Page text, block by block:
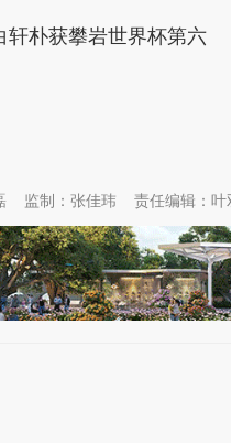
轩朴获攀岩世界杯第六
责任编辑：叶
监制：张佳玮